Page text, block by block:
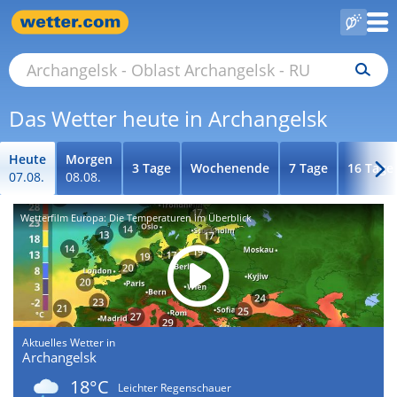
Das Wetter heute in Archangelsk
Heute
07.08.
Morgen
08.08.
3 Tage Wochenende 7 Tage 16 Tage
Wetterfilm Europa: Die Temperaturen im Überblick
Aktuelles Wetter in
Archangelsk
18°C
Leichter Regenschauer